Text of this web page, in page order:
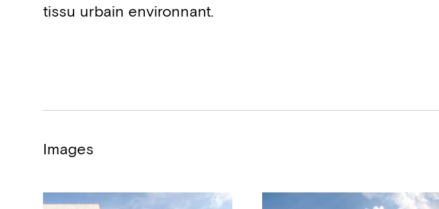
tissu urbain environnant.
Images